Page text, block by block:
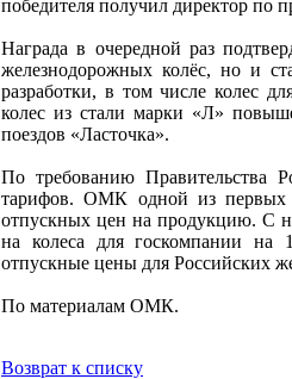
победителя получил директор
Награда в очередной раз
железнодорожных колёс, но и
разработки, в том числе колес
колес из стали марки «Л»
поездов «Ласточка».
По требованию Правительства
тарифов. ОМК одной из первых
отпускных цен на продукцию. С
на колеса для госкомпании
отпускные цены для Российских
По материалам ОМК.
Возврат к списку